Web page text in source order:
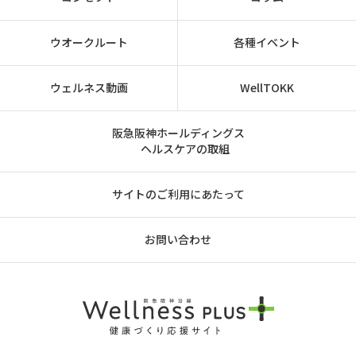
ウオークルート 各種イベント
ウェルネス動画 WellTOKK
阪急阪神ホールディングス
ヘルスケアの取組
サイトのご利用にあたって
お問い合わせ